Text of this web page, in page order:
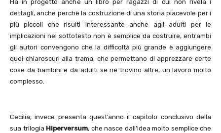
Ha in progetto anche un libro per ragazzi di cui non rivela i
dettagli, anche perchè la costruzione di una storia piacevole per i
più piccoli che risulti interessante anche agli adulti per le
implicazioni nel sottotesto non è semplice da costruire, entrambi
gli autori convengono che la difficoltà più grande è aggiungere
quei chiaroscuri alla trama, che permettano di apprezzare certe
cose da bambini e da adulti se ne trovino altre, un lavoro molto
complesso.
Cecilia, invece presenta quest’anno il capitolo conclusivo della
sua trilogia Hiperversum, che nasce dall’idea molto semplice che